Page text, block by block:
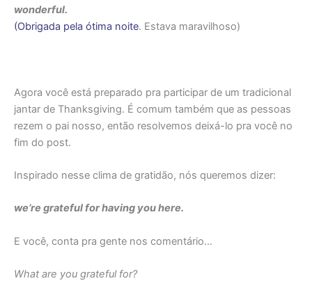
wonderful.
(Obrigada pela ótima noite. Estava maravilhoso)
Agora você está preparado pra participar de um tradicional
jantar de Thanksgiving. É comum também que as pessoas
rezem o pai nosso, então resolvemos deixá-lo pra você no
fim do post.
Inspirado nesse clima de gratidão, nós queremos dizer:
we’re grateful for having you here.
E você, conta pra gente nos comentário…
What are you grateful for?